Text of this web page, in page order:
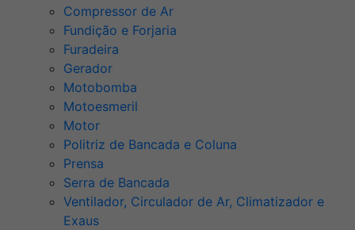
Compressor de Ar
Fundição e Forjaria
Furadeira
Gerador
Motobomba
Motoesmeril
Motor
Politriz de Bancada e Coluna
Prensa
Serra de Bancada
Ventilador, Circulador de Ar, Climatizador e
Exaus